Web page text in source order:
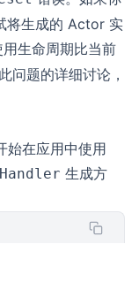
将生成的 Actor 实
生命周期比当前
问题的详细讨论，
始在应用中使用
生成方